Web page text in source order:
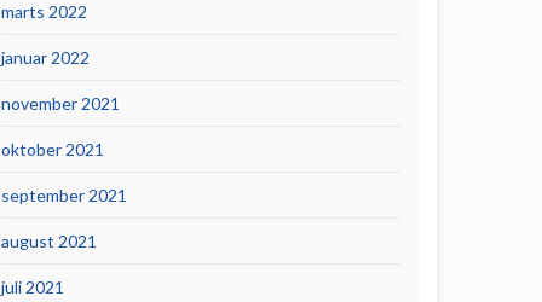
marts 2022
januar 2022
november 2021
oktober 2021
september 2021
august 2021
juli 2021